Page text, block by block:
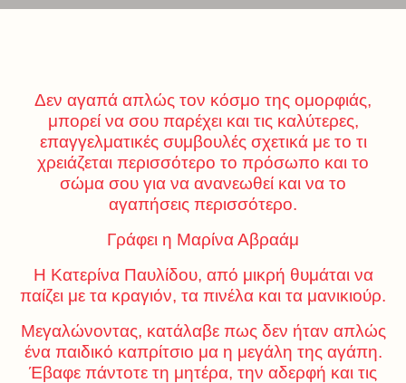
Δεν αγαπά απλώς τον κόσμο της ομορφιάς,
μπορεί να σου παρέχει και τις καλύτερες,
επαγγελματικές συμβουλές σχετικά με το τι
χρειάζεται περισσότερο το πρόσωπο και το
σώμα σου για να ανανεωθεί και να το
αγαπήσεις περισσότερο.
Γράφει η Μαρίνα Αβραάμ
Η Κατερίνα Παυλίδου, από μικρή θυμάται να
παίζει με τα κραγιόν, τα πινέλα και τα μανικιούρ.
Μεγαλώνοντας, κατάλαβε πως δεν ήταν απλώς
ένα παιδικό καπρίτσιο μα η μεγάλη της αγάπη.
Έβαφε πάντοτε τη μητέρα, την αδερφή και τις